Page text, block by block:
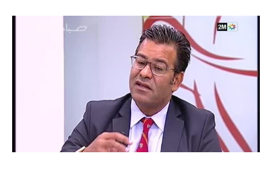
خدمات CNOPS
جذاذات
المستوى الأول
المستوى الثاني
المستوى الثالث